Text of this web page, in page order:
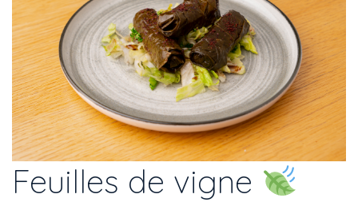
Feuilles de vigne